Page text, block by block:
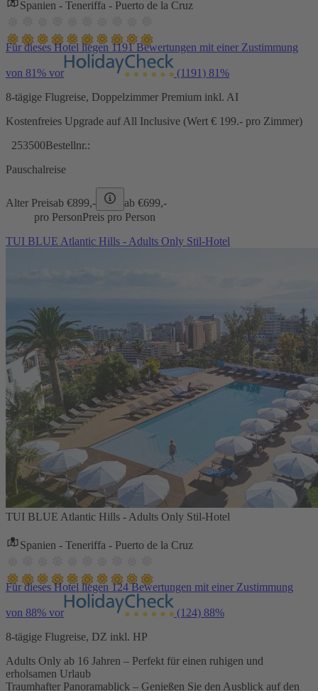
Spanien - Teneriffa - Puerto de la Cruz
Für dieses Hotel liegen 1191 Bewertungen mit einer Zustimmung
von 81% vor (1191) 81%
8-tägige Flugreise, Doppelzimmer Premium inkl. AI
Kostenfreies Upgrade auf All Inclusive (Wert € 199.- pro Zimmer)
253500Bestellnr.:
Pauschalreise
Alter Preisab €899,- ab €699,-
pro PersonPreis pro Person
TUI BLUE Atlantic Hills - Adults Only Stil-Hotel
TUI BLUE Atlantic Hills - Adults Only Stil-Hotel
Spanien - Teneriffa - Puerto de la Cruz
Für dieses Hotel liegen 124 Bewertungen mit einer Zustimmung
von 88% vor (124) 88%
8-tägige Flugreise, DZ inkl. HP
Adults Only ab 16 Jahren – Perfekt für einen ruhigen und
erholsamen Urlaub
Traumhafter Panoramablick – Genießen Sie den Ausblick auf den